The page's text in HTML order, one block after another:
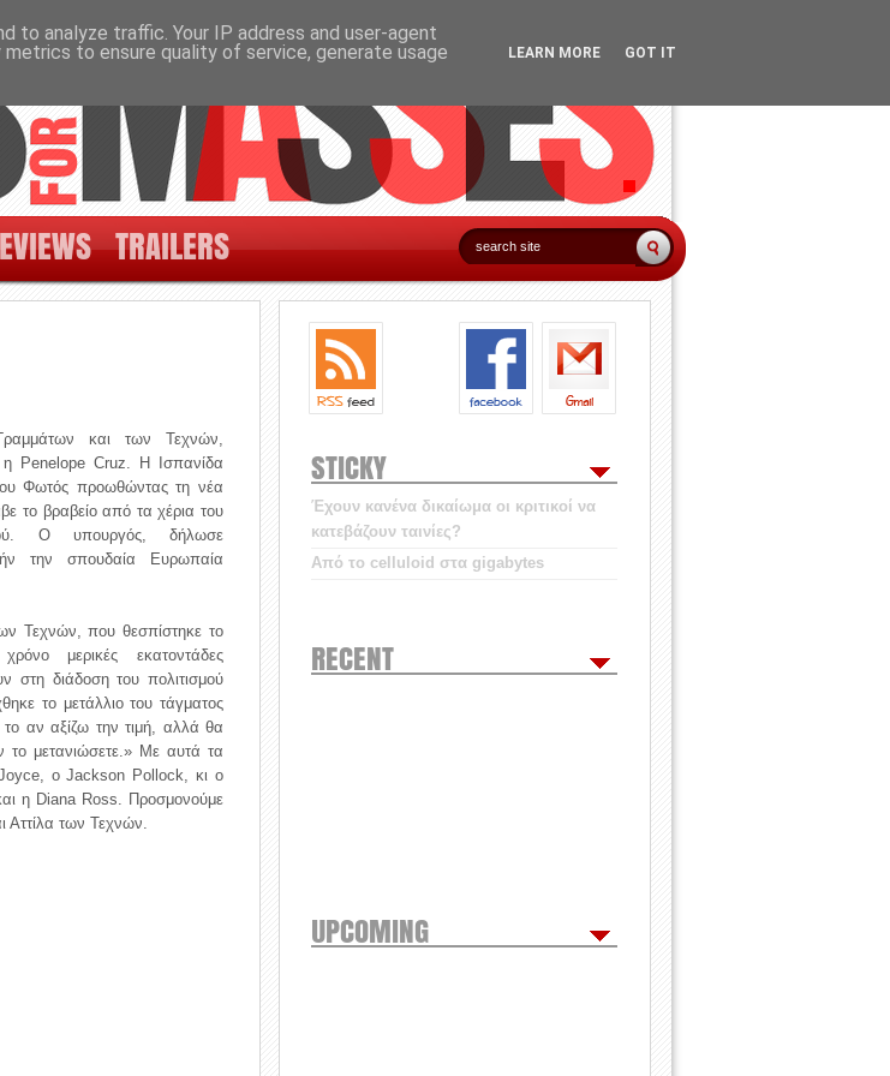
TRAILERS
και των Τεχνών,
η Penelope Cruz. Η Ισπανίδα
Φωτός προωθώντας τη νέα
το βραβείο από τα χέρια του
Ο υπουργός, δήλωσε
την σπουδαία Ευρωπαία
Τεχνών, που θεσπίστηκε το
μερικές εκατοντάδες
στη διάδοση του πολιτισμού
το μετάλλιο του τάγματος
το αν αξίζω την τιμή, αλλά θα
μετανιώσετε.» Με αυτά τα
ο Jackson Pollock, κι ο
η Diana Ross. Προσμονούμε
των Τεχνών.
STICKY
Έχουν κανένα δικαίωμα οι κριτικοί να
κατεβάζουν ταινίες?
Από το celluloid στα gigabytes
RECENT
UPCOMING
to analyze traffic. Your IP address and user-agent
to ensure quality of service, generate usage
LEARN MORE GOT IT